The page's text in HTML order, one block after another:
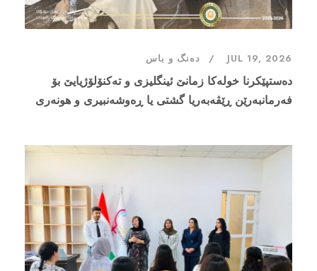
JUL 19, 2026 دەنگ و باس
دەستپێکرنا خولەکا زمانێ ئینگلیزی و تەکنۆلۆژیایێ بۆ
فەرمانبەرێن ڕێڤەبەریا گشتی یا ڕەوشەنبیری و هونەری